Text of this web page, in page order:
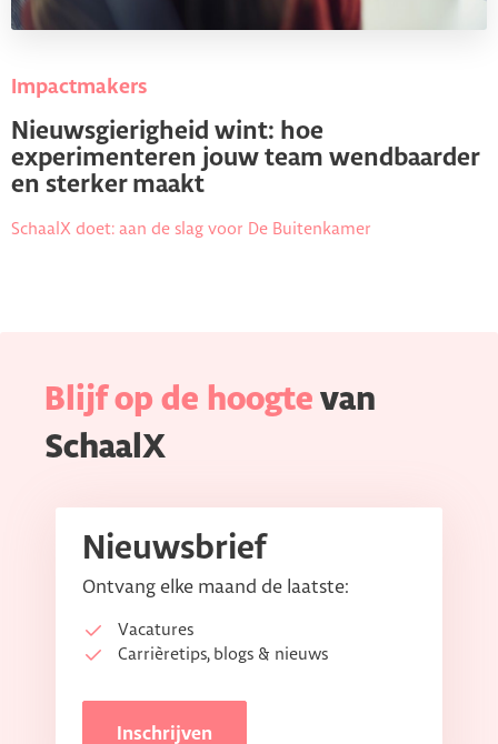
Impactmakers
Nieuwsgierigheid wint: hoe
experimenteren jouw team wendbaarder
en sterker maakt
SchaalX doet: aan de slag voor De Buitenkamer
Blijf op de hoogte van
SchaalX
Nieuwsbrief
Ontvang elke maand de laatste:
Vacatures
Carrièretips, blogs & nieuws
Inschrijven